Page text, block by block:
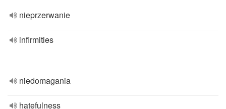
nieprzerwanie
infirmities
niedomagania
hatefulness